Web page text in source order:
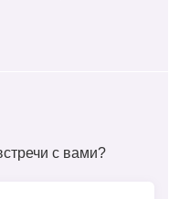
с вами?